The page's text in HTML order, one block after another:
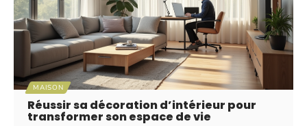
MAISON
Réussir sa décoration d’intérieur pour
transformer son espace de vie